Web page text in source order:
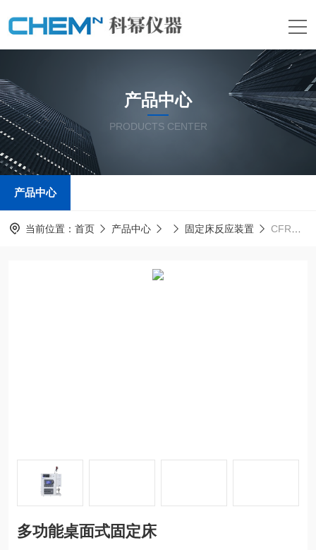
产品中心
PRODUCTS CENTER
产品中心
当前位置： 首页 产品中心 固定床反应装置 CFRD多功能桌面式固定床
多功能桌面式固定床